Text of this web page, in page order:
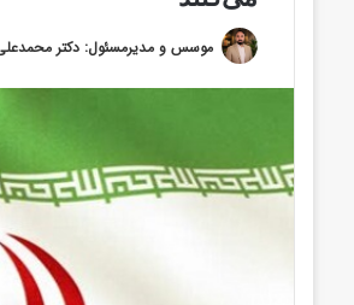
موسس و مدیرمسئول: دکتر محمدعلی